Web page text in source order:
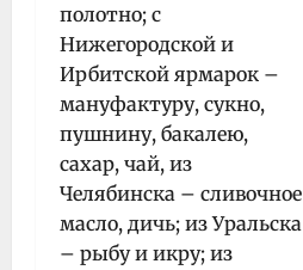
полотно; с
Нижегородской и
Ирбитской ярмарок –
мануфактуру, сукно,
пушнину, бакалею,
сахар, чай, из
Челябинска – сливочное
масло, дичь; из Уральска
– рыбу и икру; из